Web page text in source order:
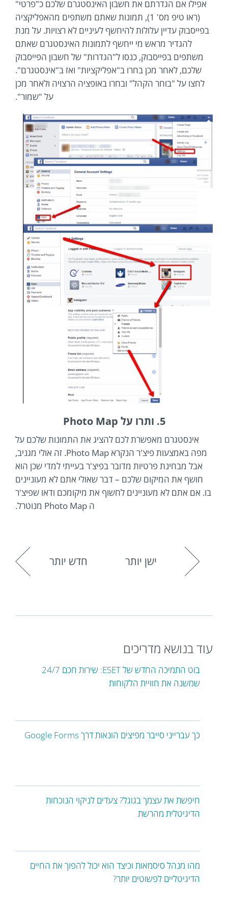
אפילו אם הגדרתם את חשבון האינסטגרם שלכם כ"פרטי"
(ראו טיפ מס' 1), תמונות שאתם משתפים מהאפליקציה
בפייסבוק עדיין עלולות להיחשף לעיניים לא רצויות. על מנת
להגדיר מראש מי ייחשף לתמונות האינסטגרם שאתם
משתפים בפייסבוק, כנסו ל"הגדרות" של חשבון הפייסבוק
שלכם, לאחר מכן בחרו ב"אפליקציות" ואז ב"אינסטגרם".
לחצו על "בוחר הקהל" ובחרו באופציה הרצויה ולאחר מכן
על "שמור".
5. ותרו על Photo Map
אינסטגרם מאפשרת לכם להציג את התמונות שלכם על
מפה באמצעות פיצ'ר הנקרא Photo Map. זה אולי מגניב,
אבל מבחינת פרטיות מדובר בפיצ'ר בעייתי למדי שכן הוא
חושף את המיקום שלכם – דבר שאולי אתם לא מעוניינים
בו. אם אתם לא מעוניינים לחשוף את מיקומכם ודאו שפיצ'ר
ה Photo Map מנוטרל.
ישן יותר חדש יותר
עוד בנושא מדריכים
בוט התמיכה החדש של ESET: שירות חכם 24/7
שמשנה את חוויית הלקוחות
כך עברייני סייבר מפיצים הונאות דרך Google Forms
חיפשת את עצמך בגוגל? צעדים לניקוי הנוכחות
הדיגיטלית מהרשת
מהו מנהל סיסמאות וכיצד הוא יכול להפוך את החיים
הדיגיטליים לפשוטים יותר?